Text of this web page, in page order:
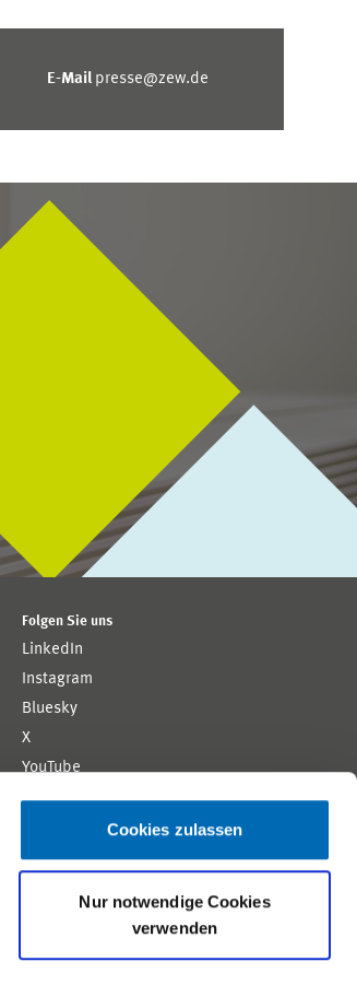
Cookies zulassen
Nur notwendige Cookies
verwenden
E-Mail presse@zew.de
Folgen Sie uns
LinkedIn
Instagram
Bluesky
X
YouTube
Flickr